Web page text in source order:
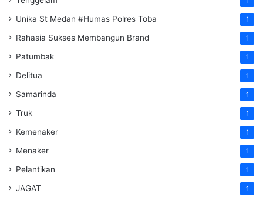
Unika St Medan #Humas Polres Toba 1
Rahasia Sukses Membangun Brand 1
Patumbak 1
Delitua 1
Samarinda 1
Truk 1
Kemenaker 1
Menaker 1
Pelantikan 1
JAGAT 1